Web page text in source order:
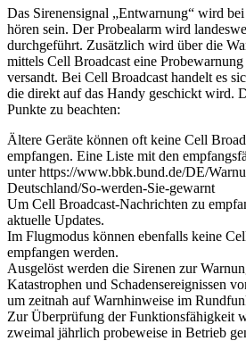
Das Sirenensignal „Entwarnung“ wird
hören sein. Der Probealarm wird
durchgeführt. Zusätzlich wird über die
mittels Cell Broadcast eine
versandt. Bei Cell Broadcast handelt es
die direkt auf das Handy geschickt wird.
Punkte zu beachten:
Ältere Geräte können oft keine Cell
empfangen. Eine Liste mit den
unter https://www.bbk.bund.de/DE/
Deutschland/So-werden-Sie-gewarnt
Um Cell Broadcast-Nachrichten zu
aktuelle Updates.
Im Flugmodus können ebenfalls keine
empfangen werden.
Ausgelöst werden die Sirenen zur
Katastrophen und Schadensereignissen
um zeitnah auf Warnhinweise im
Zur Überprüfung der Funktionsfähigkeit
zweimal jährlich probeweise in Betrieb